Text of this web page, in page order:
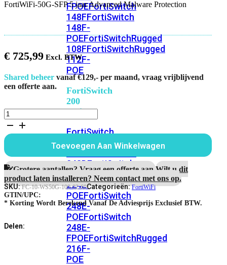
FPOEFortiSwitch
148FFortiSwitch
148F-
POEFortiSwitchRugged
108FFortiSwitchRugged
112F-
POE
FortiSwitch
200
Series
FortiSwitch
224D-
FPOE
248DFortiSwitch
224E
Fortiswitch
224E-
POEFortiSwitch
248E-
POEFortiSwitch
248E-
FPOEFortiSwitchRugged
216F-
POE
FortiWiFi-50G-SFP 5 jaar Advanced Malware Protection
€ 725,99
Shared beheer vanaf €129,- per maand, vraag vrijblijvend
een offerte aan.
FortiWiFi-
50G-
5
jaar
Advanced
Malware
Protection
aantal
Toevoegen Aan Winkelwagen
Grotere aantallen? Vraag een offerte aan.Wilt u dit
product laten installeren? Neem contact met ons op.
SKU:FC-10-WS50G-100-02-60Categorieën:FortiWiFi
GTIN/UPC:
* Korting Wordt Berekend Vanaf De Adviesprijs Exclusief BTW.
Delen: